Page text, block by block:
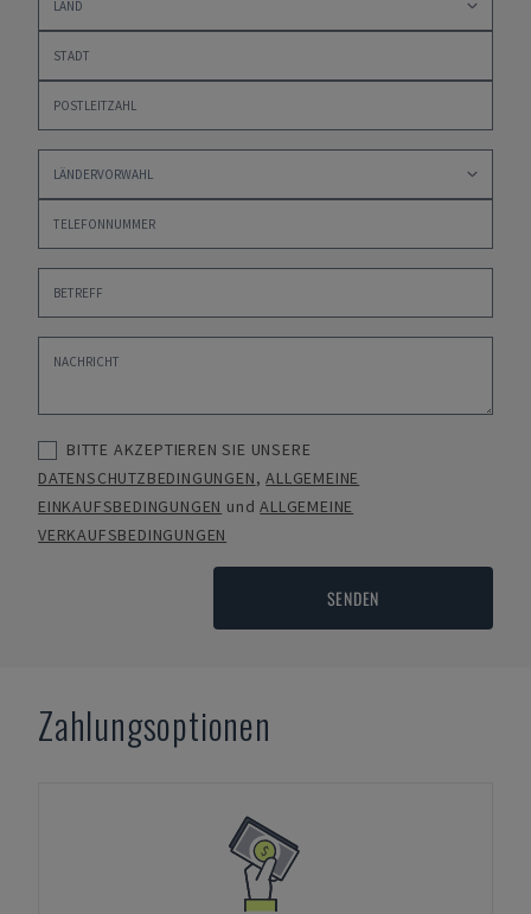
BITTE AKZEPTIEREN SIE UNSERE
DATENSCHUTZBEDINGUNGEN,ALLGEMEINE
EINKAUFSBEDINGUNGEN undALLGEMEINE
VERKAUFSBEDINGUNGEN
SENDEN
Zahlungsoptionen